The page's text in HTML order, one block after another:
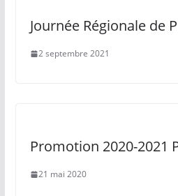
Journée Régionale de
2 septembre 2021
Promotion 2020-2021
21 mai 2020